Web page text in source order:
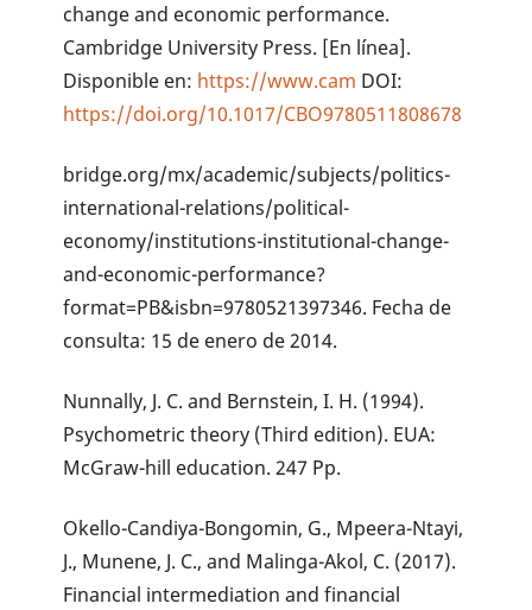
change and economic performance.
Cambridge University Press. [En línea].
Disponible en: https://www.cam DOI:
https://doi.org/10.1017/CBO9780511808678
bridge.org/mx/academic/subjects/politics-
international-relations/political-
economy/institutions-institutional-change-
and-economic-performance?
format=PB&isbn=9780521397346. Fecha de
consulta: 15 de enero de 2014.
Nunnally, J. C. and Bernstein, I. H. (1994).
Psychometric theory (Third edition). EUA:
McGraw-hill education. 247 Pp.
Okello-Candiya-Bongomin, G., Mpeera-Ntayi,
J., Munene, J. C., and Malinga-Akol, C. (2017).
Financial intermediation and financial